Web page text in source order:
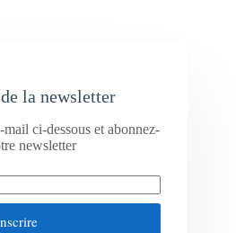
la newsletter
mail ci-dessous et abonnez-
newsletter